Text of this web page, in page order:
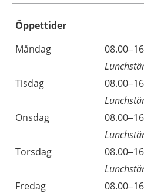
Öppettider
Dag
Öppettider
Kommentarer
Måndag
Tisdag
Onsdag
Torsdag
Fredag